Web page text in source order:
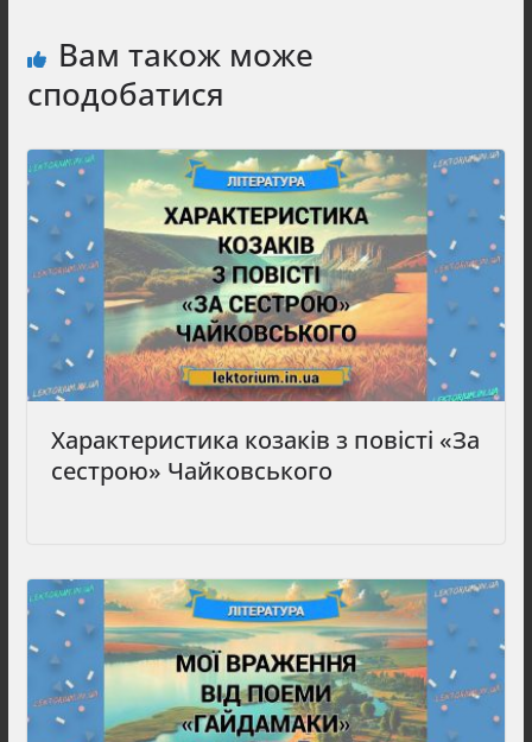
Вам також може
сподобатися
Характеристика козаків з повісті «За
сестрою» Чайковського